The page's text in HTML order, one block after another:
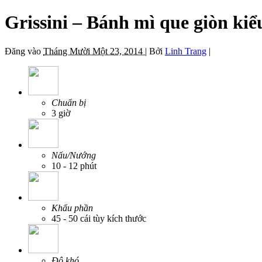
Grissini – Bánh mì que giòn
Đăng vào Tháng Mười Một 23, 2014 | Bởi Linh Trang |
Chuẩn bị
3 giờ
Nấu/Nướng
10 - 12 phút
Khẩu phần
45 - 50 cái tùy kích thước